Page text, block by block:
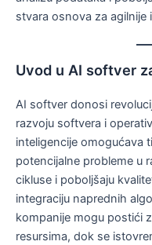
stvara osnova za agilnije
Uvod u AI softver
AI softver donosi
razvoju softvera i
inteligencije omogućava
potencijalne probleme u
cikluse i poboljšaju
integraciju naprednih
kompanije mogu postići
resursima, dok se